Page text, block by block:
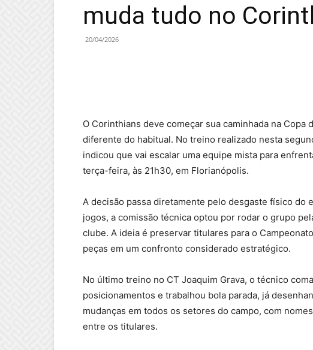
muda tudo no
20/04/2026
O Corinthians deve começar sua caminhada na Copa
diferente do habitual. No treino realizado nesta
indicou que vai escalar uma equipe mista para
terça-feira, às 21h30, em Florianópolis.
A decisão passa diretamente pelo desgaste físico do
jogos, a comissão técnica optou por rodar o grupo
clube. A ideia é preservar titulares para o
peças em um confronto considerado estratégico.
No último treino no CT Joaquim Grava, o técnico
posicionamentos e trabalhou bola parada, já
mudanças em todos os setores do campo, com
entre os titulares.